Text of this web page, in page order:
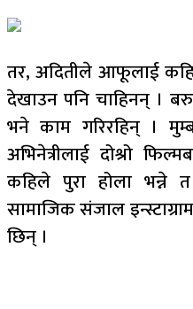
तर, अदितीले आफूलाई
देखाउन पनि चाहिनन् ।
भने काम गरिरहिन् ।
अभिनेत्रीलाई दोश्रो
कहिले पुरा होला भन्ने
सामाजिक संजाल
छिन् ।